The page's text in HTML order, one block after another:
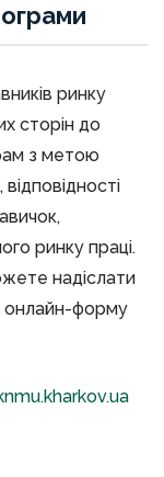
ринку
сторін до
з метою
ринку праці.
надіслати
онлайн-форму